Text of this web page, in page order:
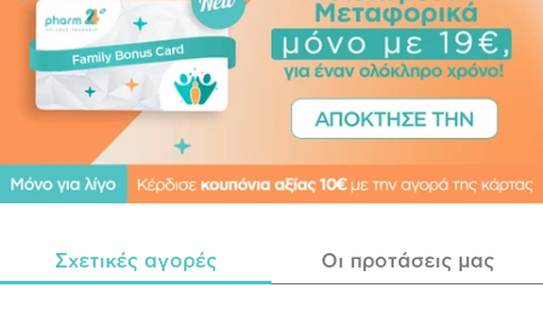
Σχετικές αγορές Οι προτάσεις μας